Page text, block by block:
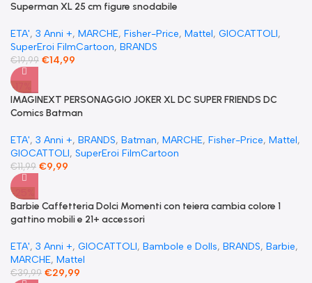
Superman XL 25 cm figure snodabile
ETA', 3 Anni +, MARCHE, Fisher-Price, Mattel, GIOCATTOLI,
SuperEroi FilmCartoon, BRANDS
€19,99 €14,99
-17%
IMAGINEXT PERSONAGGIO JOKER XL DC SUPER FRIENDS DC
Comics Batman
ETA', 3 Anni +, BRANDS, Batman, MARCHE, Fisher-Price, Mattel,
GIOCATTOLI, SuperEroi FilmCartoon
€11,99 €9,99
-25%
​Barbie Caffetteria Dolci Momenti con teiera cambia colore 1
gattino mobili e 21+ accessori
ETA', 3 Anni +, GIOCATTOLI, Bambole e Dolls, BRANDS, Barbie,
MARCHE, Mattel
€39,99 €29,99